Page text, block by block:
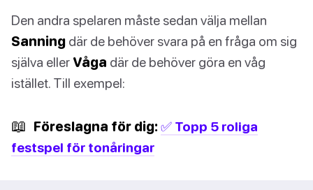
Den andra spelaren måste sedan välja mellan
Sanning där de behöver svara på en fråga om sig
själva eller Våga där de behöver göra en våg
istället. Till exempel:
📖 Föreslagna för dig: ✅ Topp 5 roliga
festspel för tonåringar